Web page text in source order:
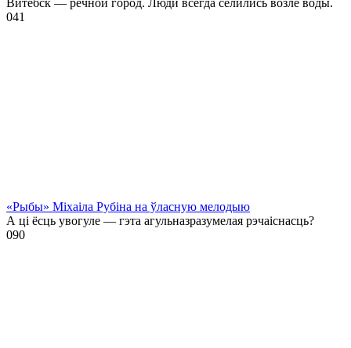
041
«Рыбы» Міхаіла Рубіна на ўласную мелодыю
А ці ёсць увогуле — гэта агульназразумелая рэчаіснасць?
090